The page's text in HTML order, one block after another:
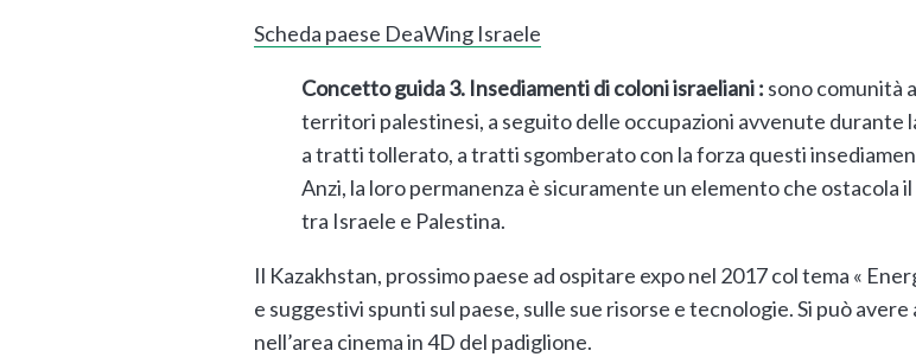
Scheda paese DeaWing Israele
Concetto guida 3. Insediamenti di coloni israeliani : sono comunità
territori palestinesi, a seguito delle occupazioni avvenute durante
a tratti tollerato, a tratti sgomberato con la forza questi
Anzi, la loro permanenza è sicuramente un elemento che
tra Israele e Palestina.
Il Kazakhstan, prossimo paese ad ospitare expo nel 2017 col tema «
e suggestivi spunti sul paese, sulle sue risorse e tecnologie. Si può
nell’area cinema in 4D del padiglione.